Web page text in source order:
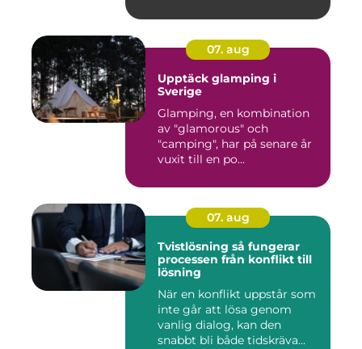
07. aug
Upptäck glamping i
Sverige
Glamping, en kombination
av "glamorous" och
"camping", har på senare år
vuxit till en po...
07. aug
Tvistlösning så fungerar
processen från konflikt till
lösning
När en konflikt uppstår som
inte går att lösa genom
vanlig dialog, kan den
snabbt bli både tidskräva...